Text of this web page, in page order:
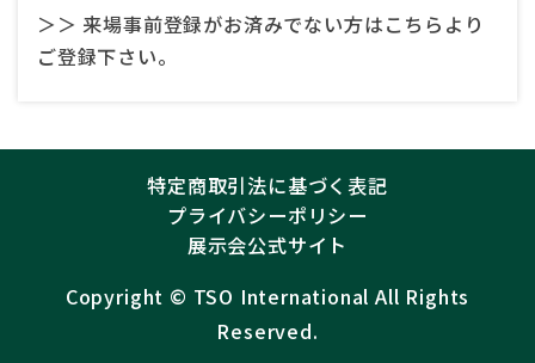
＞＞ 来場事前登録がお済みでない方はこちらより
ご登録下さい。
特定商取引法に基づく表記
プライバシーポリシー
展示会公式サイト
Copyright ©︎ TSO International All Rights
Reserved.